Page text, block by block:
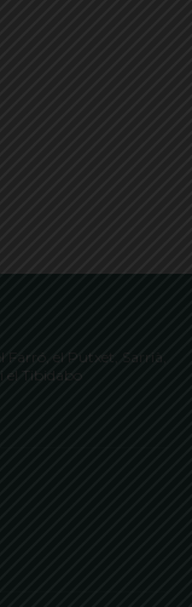
el Putxet, Sarrià,
i el Tibidabo